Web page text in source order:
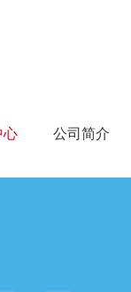
公司简介